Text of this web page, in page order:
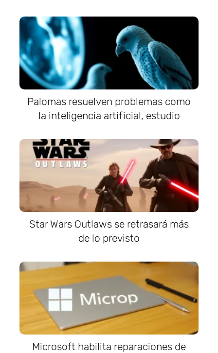
Palomas resuelven problemas como
la inteligencia artificial, estudio
Star Wars Outlaws se retrasará más
de lo previsto
Microsoft habilita reparaciones de